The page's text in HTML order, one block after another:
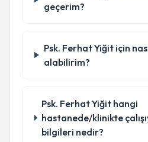
geçerim?
Psk. Ferhat Yiğit için
alabilirim?
Psk. Ferhat Yiğit hangi
hastanede/klinikte
bilgileri nedir?